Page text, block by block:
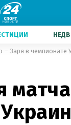
Заря в чемпионате